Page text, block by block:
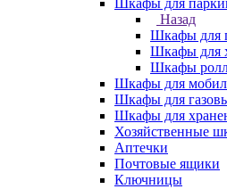
Шкафы для
Назад
Шкафы для
Шкафы для
Шкафы
Шкафы для
Шкафы для
Шкафы для
Хозяйственные
Аптечки
Почтовые ящики
Ключницы